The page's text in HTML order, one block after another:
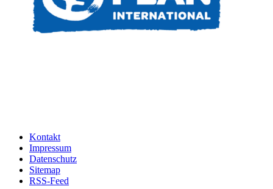
Kontakt
Impressum
Datenschutz
Sitemap
RSS-Feed